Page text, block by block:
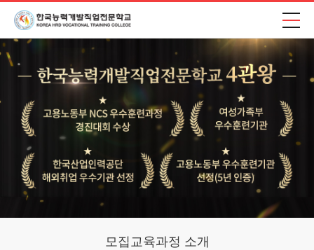
모집교육과정 소개